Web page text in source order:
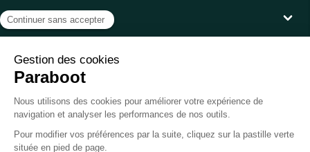
Donna
Servizio clienti
Paraboot